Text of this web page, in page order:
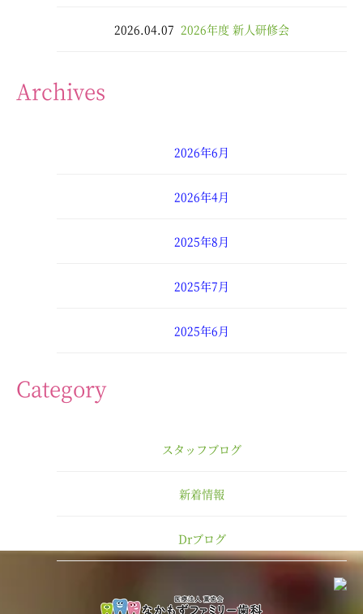
2026.04.07 2026年度 新人研修会
Archives
2026年6月
2026年4月
2025年8月
2025年7月
2025年6月
2024年12月
2024年11月
Category
スタッフブログ
新着情報
Drブログ